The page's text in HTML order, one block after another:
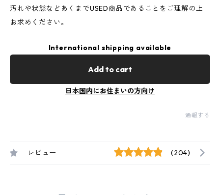
汚れや状態などあくまでUSED商品であることをご理解の上
お求めください。
International shipping available
Add to cart
日本国内にお住まいの方向け
通報する
レビュー (204)